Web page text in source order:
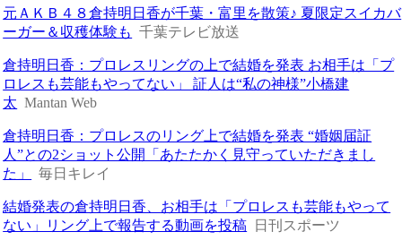
元ＡＫＢ４８倉持明日香が千葉・富里を散策♪ 夏限定スイカバ
ーガー＆収穫体験も 千葉テレビ放送
倉持明日香：プロレスリングの上で結婚を発表 お相手は「プ
ロレスも芸能もやってない」 証人は“私の神様”小橋建
太 Mantan Web
倉持明日香：プロレスのリング上で結婚を発表 “婚姻届証
人”との2ショット公開「あたたかく見守っていただきまし
た」
毎日キレイ
結婚発表の倉持明日香、お相手は「プロレスも芸能もやって
ない」リング上で報告する動画を投稿
日刊スポーツ